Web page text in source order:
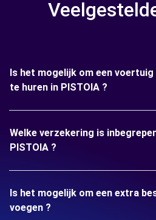
Is het mogelijk om een
te huren in PISTOIA ?
Welke verzekering is
PISTOIA ?
Is het mogelijk om een extra
voegen ?